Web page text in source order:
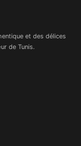
et des délices
de Tunis.